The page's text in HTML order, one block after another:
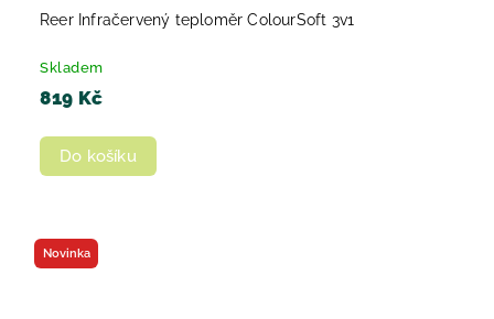
Reer Infračervený teploměr ColourSoft 3v1
Skladem
819 Kč
Do košíku
Novinka